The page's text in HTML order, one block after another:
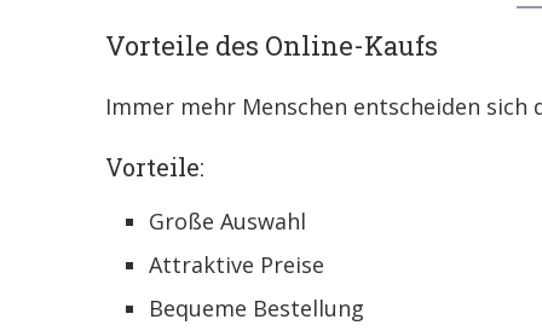
Vorteile des Online-Kaufs
Immer mehr Menschen entscheiden
Vorteile:
Große Auswahl
Attraktive Preise
Bequeme Bestellung